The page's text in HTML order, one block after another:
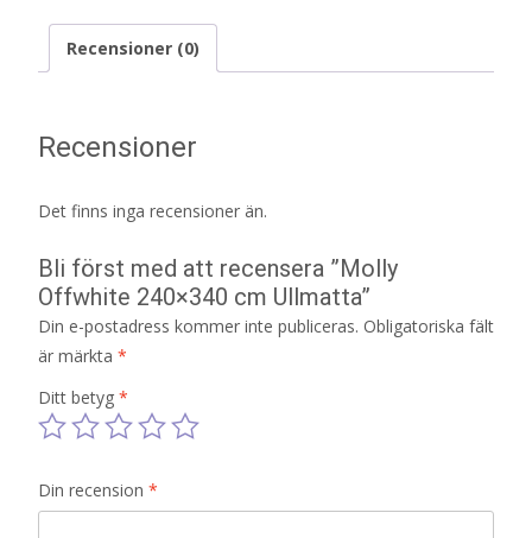
Recensioner (0)
Recensioner
Det finns inga recensioner än.
Bli först med att recensera ”Molly
Offwhite 240×340 cm Ullmatta”
Din e-postadress kommer inte publiceras. Obligatoriska fält
är märkta *
Ditt betyg *
Din recension *